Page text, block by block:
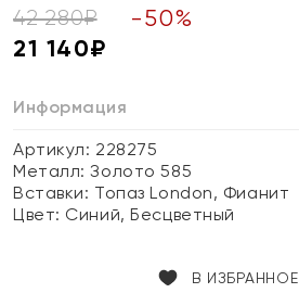
42 280₽ -50%
21 140₽
Информация
Артикул: 228275
Металл:Золото 585
Вставки: Топаз London, Фианит
Цвет: Синий, Бесцветный
В ИЗБРАННОЕ